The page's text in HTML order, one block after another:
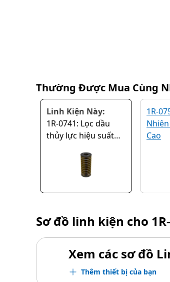
Thường Được Mua Cùng
Linh Kiện Này:
1R-0741: Lọc dầu
thủy lực hiệu suất
1R-
Cao
Sơ đồ linh kiện cho
Xem các sơ đồ
Thêm thiết bị của bạn